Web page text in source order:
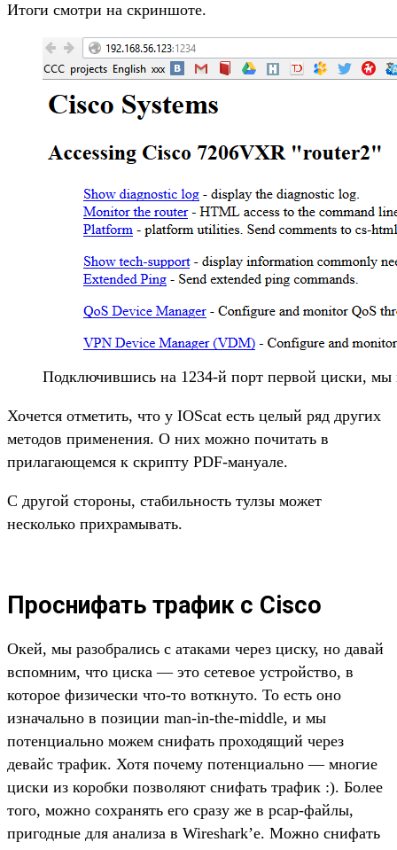
Итоги смотри на скриншоте.
Подключившись на 1234-й порт первой циски, мы
Хочется отметить, что у IOScat есть целый ряд других
методов применения. О них можно почитать в
прилагающемся к скрипту PDF-мануале.
С другой стороны, стабильность тулзы может
несколько прихрамывать.
Проснифать трафик с Cisco
Окей, мы разобрались с атаками через циску, но давай
вспомним, что циска — это сетевое устройство, в
которое физически что-то воткнуто. То есть оно
изначально в позиции man-in-the-middle, и мы
потенциально можем снифать проходящий через
девайс трафик. Хотя почему потенциально — многие
циски из коробки позволяют снифать трафик :). Более
того, можно сохранять его сразу же в pcap-файлы,
пригодные для анализа в Wireshark’e. Можно снифать